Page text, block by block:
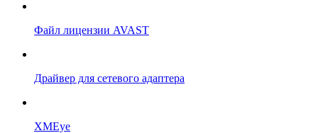
Файл лицензии AVAST
Драйвер для сетевого адаптера
XMEye